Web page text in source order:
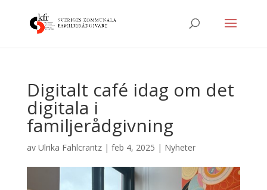
Digitalt café idag om det
digitala i
familjerådgivning
av Ulrika Fahlcrantz| feb 4, 2025 | Nyheter